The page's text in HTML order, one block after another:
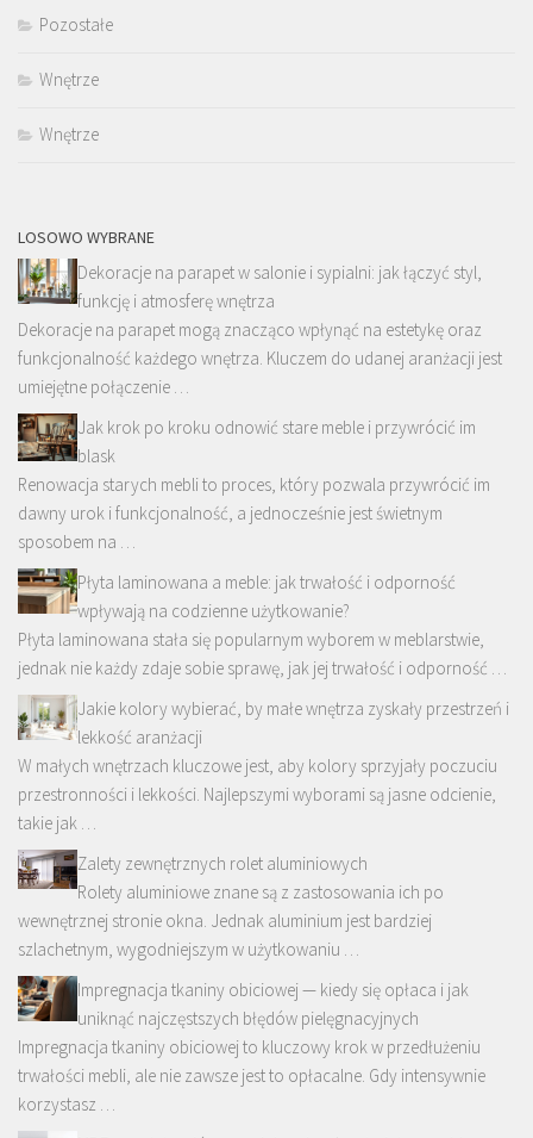
Pozostałe
Wnętrze
Wnętrze
LOSOWO WYBRANE
Dekoracje na parapet w salonie i sypialni: jak łączyć styl,
funkcję i atmosferę wnętrza
Dekoracje na parapet mogą znacząco wpłynąć na estetykę oraz
funkcjonalność każdego wnętrza. Kluczem do udanej aranżacji jest
umiejętne połączenie …
Jak krok po kroku odnowić stare meble i przywrócić im
blask
Renowacja starych mebli to proces, który pozwala przywrócić im
dawny urok i funkcjonalność, a jednocześnie jest świetnym
sposobem na …
Płyta laminowana a meble: jak trwałość i odporność
wpływają na codzienne użytkowanie?
Płyta laminowana stała się popularnym wyborem w meblarstwie,
jednak nie każdy zdaje sobie sprawę, jak jej trwałość i odporność …
Jakie kolory wybierać, by małe wnętrza zyskały przestrzeń i
lekkość aranżacji
W małych wnętrzach kluczowe jest, aby kolory sprzyjały poczuciu
przestronności i lekkości. Najlepszymi wyborami są jasne odcienie,
takie jak …
Zalety zewnętrznych rolet aluminiowych
Rolety aluminiowe znane są z zastosowania ich po
wewnętrznej stronie okna. Jednak aluminium jest bardziej
szlachetnym, wygodniejszym w użytkowaniu …
Impregnacja tkaniny obiciowej — kiedy się opłaca i jak
uniknąć najczęstszych błędów pielęgnacyjnych
Impregnacja tkaniny obiciowej to kluczowy krok w przedłużeniu
trwałości mebli, ale nie zawsze jest to opłacalne. Gdy intensywnie
korzystasz …